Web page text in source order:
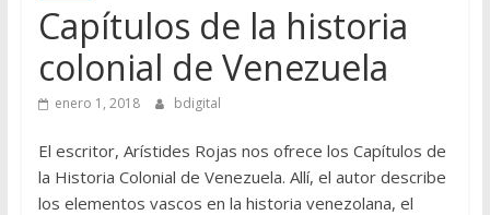
Capítulos de la historia
colonial de Venezuela
enero 1, 2018 bdigital
El escritor, Arístides Rojas nos ofrece los Capítulos de
la Historia Colonial de Venezuela. Allí, el autor describe
los elementos vascos en la historia venezolana, el